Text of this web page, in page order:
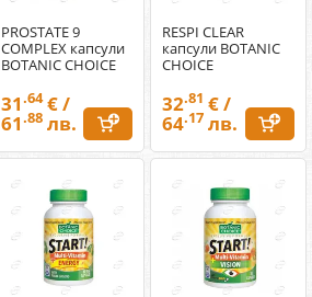
PROSTATE 9
COMPLEX капсули
BOTANIC CHOICE
31.64€ /
61.88лв.
RESPI CLEAR
капсули BOTANIC
CHOICE
32.81 € /
64.17 лв.